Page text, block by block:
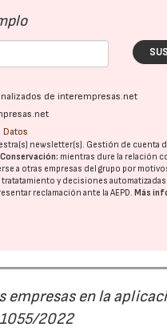
de interempresas.net
Datos
newsletter(s). Gestión de cuenta
Conservación: mientras dure la relación
a otras empresas del grupo por
y decisiones automatizadas:
reclamación ante laAEPD. Más
empresas en la
2022